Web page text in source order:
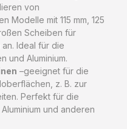
von
Modelle mit 115 mm, 125
Scheiben für
Ideal für die
und Aluminium.
–geeignet für die
z. B. zur
Perfekt für die
und anderen